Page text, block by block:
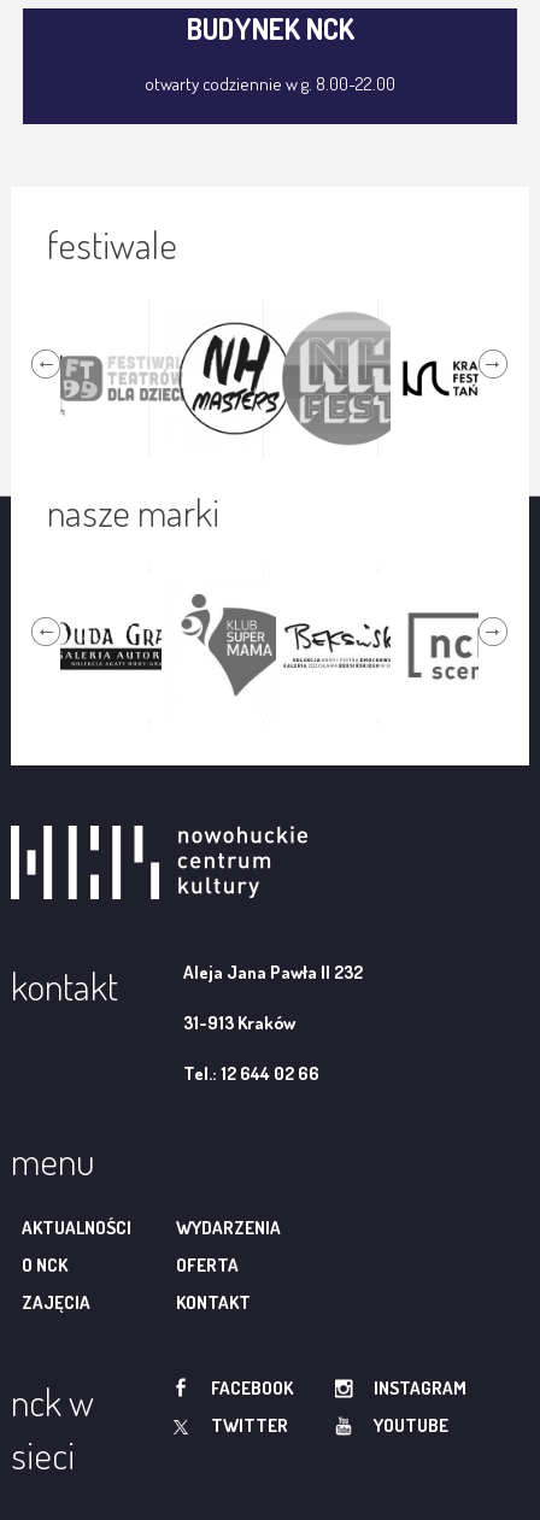
BUDYNEK NCK
otwarty codziennie w g. 8.00-22.00
festiwale
nasze marki
kontakt Aleja Jana Pawła II 232
31-913 Kraków
Tel.: 12 644 02 66
menu
AKTUALNOŚCI
WYDARZENIA
O NCK
OFERTA
ZAJĘCIA
KONTAKT
nck w
sieci
FACEBOOK
INSTAGRAM
TWITTER
YOUTUBE